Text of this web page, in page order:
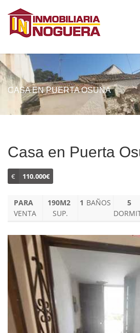
CASA EN PUERTA OSUNA
Casa en Puerta
€ 110.000€
PARA
VENTA
190M2
SUP.
1 BAÑOS
5